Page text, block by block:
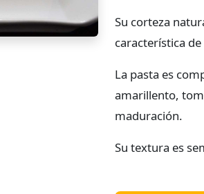
Su corteza
característica
La pasta es
amarillento,
maduración.
Su textura es